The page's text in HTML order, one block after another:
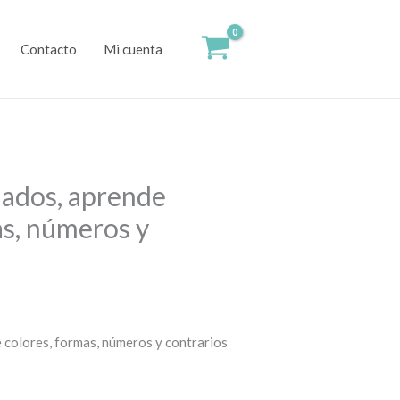
Contacto Mi cuenta
aprende
números y
formas, números y contrarios